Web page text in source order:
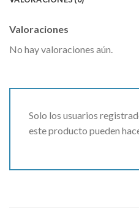
Valoraciones
No hay valoraciones aún.
Solo los usuarios
este producto pueden